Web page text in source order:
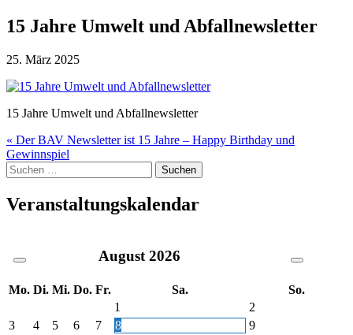
15 Jahre Umwelt und Abfallnewsletter
25. März 2025
15 Jahre Umwelt und Abfallnewsletter
Beitragsnavigation
« Der BAV Newsletter ist 15 Jahre – Happy Birthday und
Gewinnspiel
Suche
nach:
Veranstaltungskalendar
August 2026
Mo. Di. Mi. Do. Fr. Sa.
So.
1
2
3
4 5 6 7 8 9